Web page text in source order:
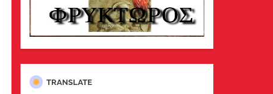
TRANSLATE